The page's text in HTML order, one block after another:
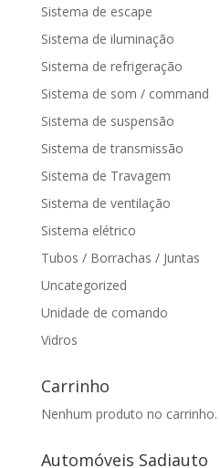
Sistema de escape
Sistema de iluminação
Sistema de refrigeração
Sistema de som / command
Sistema de suspensão
Sistema de transmissão
Sistema de Travagem
Sistema de ventilação
Sistema elétrico
Tubos / Borrachas / Juntas
Uncategorized
Unidade de comando
Vidros
Carrinho
Nenhum produto no carrinho.
Automóveis Sadiauto